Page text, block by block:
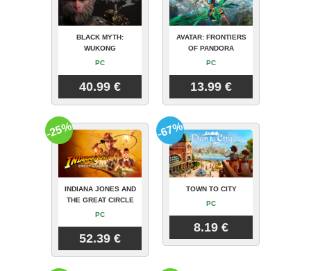
BLACK MYTH:
WUKONG
PC
40.99 €
AVATAR: FRONTIERS
OF PANDORA
PC
13.99 €
INDIANA JONES AND
THE GREAT CIRCLE
PC
52.39 €
-25%
TOWN TO CITY
PC
8.19 €
-67%